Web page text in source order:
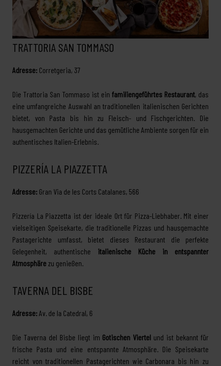
TRATTORIA SAN TOMMASO
Adresse: Corretgeria, 37
Die Trattoria San Tommaso ist ein familiengeführtes Restaurant, das
eine umfangreiche Auswahl an traditionellen italienischen Gerichten
bietet, von Pasta bis hin zu Fleisch- und Fischgerichten. Die
hausgemachten Gerichte und das gemütliche Ambiente sorgen für ein
authentisches Italien-Erlebnis.
PIZZERÍA LA PIAZZETTA
Adresse: Gran Via de les Corts Catalanes, 566
Pizzería La Piazzetta ist der ideale Ort für Pizza-Liebhaber. Mit einer
vielseitigen Speisekarte, die traditionelle Pizzas und hausgemachte
Pastagerichte umfasst, bietet dieses Restaurant die perfekte
Gelegenheit, authentische italienische Küche in entspannter
Atmosphäre zu genießen.
TAVERNA DEL BISBE
Adresse:Av. de la Catedral, 6
Die Taverna del Bisbe liegt im Gotischen Viertel und ist bekannt für
frische Pasta und eine entspannte Atmosphäre. Die Speisekarte
reicht von traditionellen Pastagerichten wie Carbonara bis hin zu